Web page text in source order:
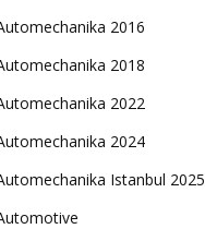
2016
2018
2022
2024
Istanbul 2025